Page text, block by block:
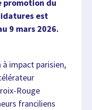
promotion du
est
9 mars 2026.
impact parisien,
Rouge
franciliens